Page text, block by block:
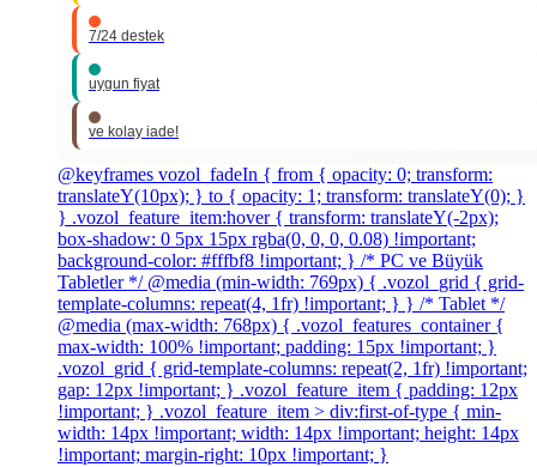
7/24 destek
uygun fiyat
ve kolay iade!
@keyframes vozol_fadeIn { from { opacity: 0; transform:
translateY(10px); } to { opacity: 1; transform: translateY(0); }
} .vozol_feature_item:hover { transform: translateY(-2px);
box-shadow: 0 5px 15px rgba(0, 0, 0, 0.08) !important;
background-color: #fffbf8 !important; } /* PC ve Büyük
Tabletler */ @media (min-width: 769px) { .vozol_grid { grid-
template-columns: repeat(4, 1fr) !important; } } /* Tablet */
@media (max-width: 768px) { .vozol_features_container {
max-width: 100% !important; padding: 15px !important; }
.vozol_grid { grid-template-columns: repeat(2, 1fr) !important;
gap: 12px !important; } .vozol_feature_item { padding: 12px
!important; } .vozol_feature_item > div:first-of-type { min-
width: 14px !important; width: 14px !important; height: 14px
!important; margin-right: 10px !important; }